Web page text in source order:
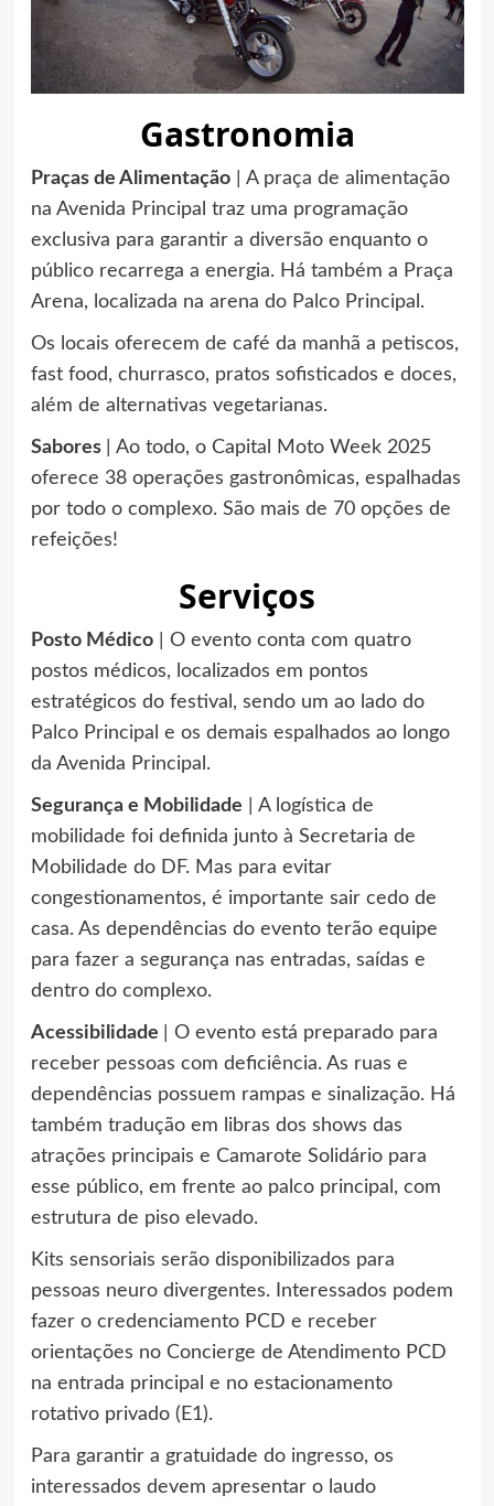
Gastronomia
Praças de Alimentação| A praça de alimentação
na Avenida Principal traz uma programação
exclusiva para garantir a diversão enquanto o
público recarrega a energia. Há também a Praça
Arena, localizada na arena do Palco Principal.
Os locais oferecem de café da manhã a petiscos,
fast food, churrasco, pratos sofisticados e doces,
além de alternativas vegetarianas.
Sabores
| Ao todo, o Capital Moto Week 2025
oferece 38 operações gastronômicas, espalhadas
por todo o complexo. São mais de 70 opções de
refeições!
Serviços
Posto Médico| O evento conta com quatro
postos médicos, localizados em pontos
estratégicos do festival, sendo um ao lado do
Palco Principal e os demais espalhados ao longo
da Avenida Principal.
Segurança e Mobilidade | A logística de
mobilidade foi definida junto à Secretaria de
Mobilidade do DF. Mas para evitar
congestionamentos, é importante sair cedo de
casa. As dependências do evento terão equipe
para fazer a segurança nas entradas, saídas e
dentro do complexo.
Acessibilidade
| O evento está preparado para
receber pessoas com deficiência. As ruas e
dependências possuem rampas e sinalização. Há
também tradução em libras dos shows das
atrações principais e Camarote Solidário para
esse público, em frente ao palco principal, com
estrutura de piso elevado.
Kits sensoriais serão disponibilizados para
pessoas neuro divergentes. Interessados podem
fazer o credenciamento PCD e receber
orientações no Concierge de Atendimento PCD
na entrada principal e no estacionamento
rotativo privado (E1).
Para garantir a gratuidade do ingresso, os
interessados devem apresentar o laudo